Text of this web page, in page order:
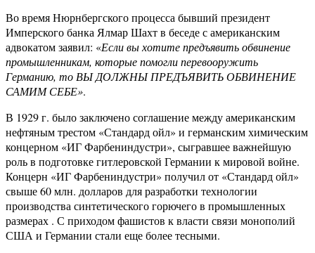
Во время Нюрнбергского процесса бывший президент
Имперского банка Ялмар Шахт в беседе с американским
адвокатом заявил: «Если вы хотите предъявить обвинение
промышленникам, которые помогли перевооружить
Германию, то ВЫ ДОЛЖНЫ ПРЕДЪЯВИТЬ ОБВИНЕНИЕ
САМИМ СЕБЕ».
В 1929 г. было заключено соглашение между американским
нефтяным трестом «Стандард ойл» и германским химическим
концерном «ИГ Фарбениндустри», сыгравшее важнейшую
роль в подготовке гитлеровской Германии к мировой войне.
Концерн «ИГ Фарбениндустри» получил от «Стандард ойл»
свыше 60 млн. долларов для разработки технологии
производства синтетического горючего в промышленных
размерах . С приходом фашистов к власти связи монополий
США и Германии стали еще более тесными.